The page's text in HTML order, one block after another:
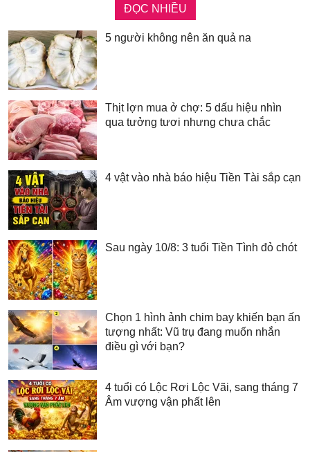
ĐỌC NHIỀU
5 người không nên ăn quả na
Thịt lợn mua ở chợ: 5 dấu hiệu nhìn
qua tưởng tươi nhưng chưa chắc
4 vật vào nhà báo hiệu Tiền Tài sắp cạn
Sau ngày 10/8: 3 tuổi Tiền Tình đỏ chót
Chọn 1 hình ảnh chim bay khiến bạn ấn
tượng nhất: Vũ trụ đang muốn nhắn
điều gì với bạn?
4 tuổi có Lộc Rơi Lộc Vãi, sang tháng 7
Âm vượng vận phất lên